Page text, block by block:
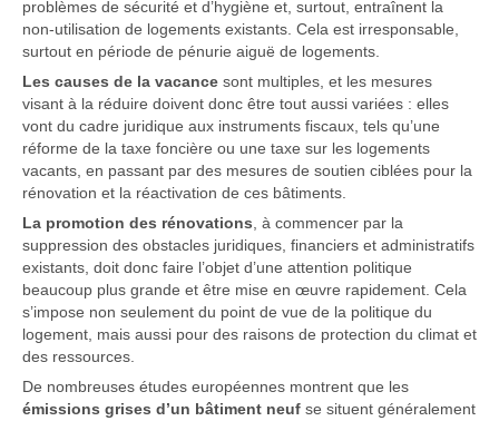
problèmes de sécurité et d’hygiène et, surtout, entraînent la
non-utilisation de logements existants. Cela est irresponsable,
surtout en période de pénurie aiguë de logements.
Les causes de la vacance sont multiples, et les mesures
visant à la réduire doivent donc être tout aussi variées : elles
vont du cadre juridique aux instruments fiscaux, tels qu’une
réforme de la taxe foncière ou une taxe sur les logements
vacants, en passant par des mesures de soutien ciblées pour la
rénovation et la réactivation de ces bâtiments.
La promotion des rénovations , à commencer par la
suppression des obstacles juridiques, financiers et administratifs
existants, doit donc faire l’objet d’une attention politique
beaucoup plus grande et être mise en œuvre rapidement. Cela
s’impose non seulement du point de vue de la politique du
logement, mais aussi pour des raisons de protection du climat et
des ressources.
De nombreuses études européennes montrent que les
émissions grises d’un bâtiment neuf se situent généralement